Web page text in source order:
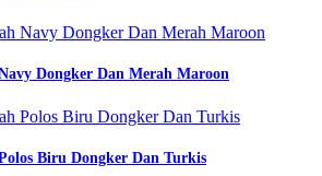
Dongker Dan Merah Maroon
Biru Dongker Dan Turkis